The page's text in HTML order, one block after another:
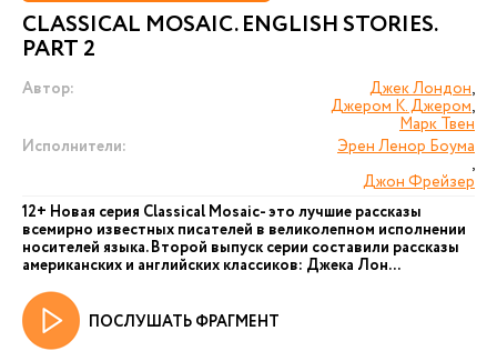
CLASSICAL MOSAIC. ENGLISH STORIES.
PART 2
Автор: Джек Лондон,
Джером К. Джером,
Марк Твен
Исполнители:
Эрен Ленор Боума
,
Джон Фрейзер
12+ Новая серия Сlassical Mosaic- это лучшие рассказы
всемирно известных писателей в великолепном исполнении
носителей языка. Второй выпуск серии составили рассказы
американских и английских классиков: Джека Лон...
ПОСЛУШАТЬ ФРАГМЕНТ